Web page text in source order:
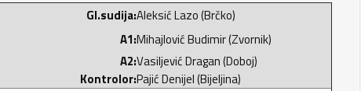
Gl.sudija:Aleksić Lazo (Brčko)
A1:Mihajlović Budimir (Zvornik)
A2:Vasiljević Dragan (Doboj)
Kontrolor:Pajić Denijel (Bijeljina)